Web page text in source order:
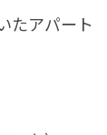
たアパート